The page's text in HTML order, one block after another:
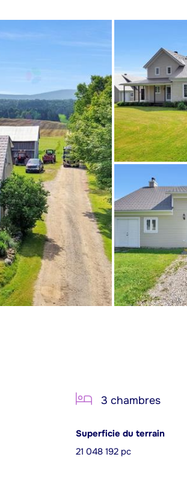
3 chambres
Superficie du terrain
21 048 192 pc